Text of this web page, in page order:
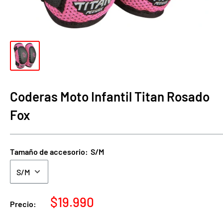
Coderas Moto Infantil Titan Rosado
Fox
Tamaño de accesorio: S/M
Precio:
Precio
$19.990